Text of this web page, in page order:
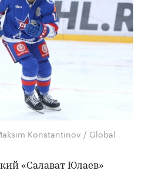
Konstantinov / Global
«Салават Юлаев»